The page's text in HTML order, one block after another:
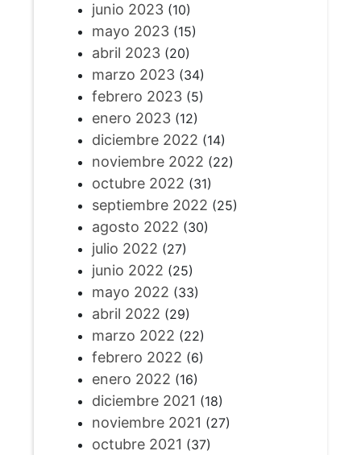
junio 2023(10)
mayo 2023(15)
abril 2023(20)
marzo 2023(34)
febrero 2023(5)
enero 2023(12)
diciembre 2022 (14)
noviembre 2022 (22)
octubre 2022 (31)
septiembre 2022 (25)
agosto 2022 (30)
julio 2022 (27)
junio 2022 (25)
mayo 2022 (33)
abril 2022 (29)
marzo 2022 (22)
febrero 2022 (6)
enero 2022 (16)
diciembre 2021 (18)
noviembre 2021 (27)
octubre 2021 (37)